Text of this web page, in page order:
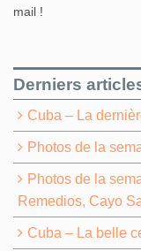
mail !
Derniers
Cuba – La
Photos de la
Photos de la
Remedios, Cayo
Cuba – La belle